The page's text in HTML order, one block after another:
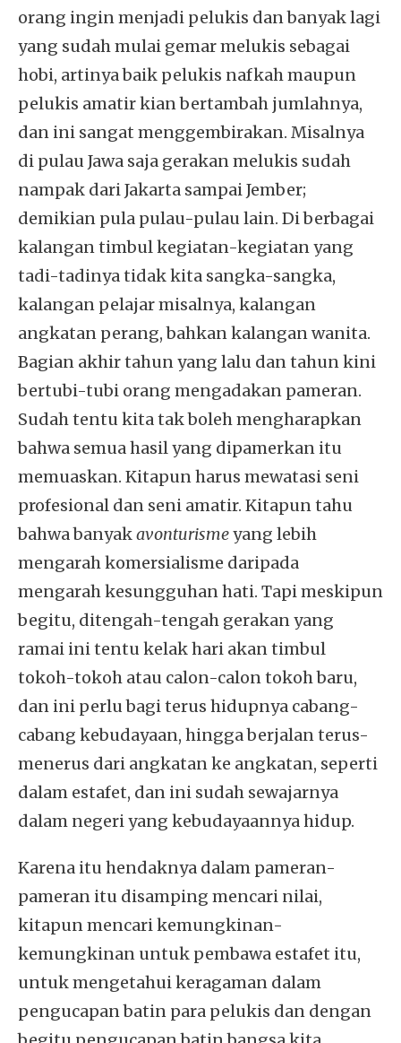
orang ingin menjadi pelukis dan banyak lagi
yang sudah mulai gemar melukis sebagai
hobi, artinya baik pelukis nafkah maupun
pelukis amatir kian bertambah jumlahnya,
dan ini sangat menggembirakan. Misalnya
di pulau Jawa saja gerakan melukis sudah
nampak dari Jakarta sampai Jember;
demikian pula pulau-pulau lain. Di berbagai
kalangan timbul kegiatan-kegiatan yang
tadi-tadinya tidak kita sangka-sangka,
kalangan pelajar misalnya, kalangan
angkatan perang, bahkan kalangan wanita.
Bagian akhir tahun yang lalu dan tahun kini
bertubi-tubi orang mengadakan pameran.
Sudah tentu kita tak boleh mengharapkan
bahwa semua hasil yang dipamerkan itu
memuaskan. Kitapun harus mewatasi seni
profesional dan seni amatir. Kitapun tahu
bahwa banyakavonturismeyang lebih
mengarah komersialisme daripada
mengarah kesungguhan hati. Tapi meskipun
begitu, ditengah-tengah gerakan yang
ramai ini tentu kelak hari akan timbul
tokoh-tokoh atau calon-calon tokoh baru,
dan ini perlu bagi terus hidupnya cabang-
cabang kebudayaan, hingga berjalan terus-
menerus dari angkatan ke angkatan, seperti
dalam estafet, dan ini sudah sewajarnya
dalam negeri yang kebudayaannya hidup.
Karena itu hendaknya dalam pameran-
pameran itu disamping mencari nilai,
kitapun mencari kemungkinan-
kemungkinan untuk pembawa estafet itu,
untuk mengetahui keragaman dalam
pengucapan batin para pelukis dan dengan